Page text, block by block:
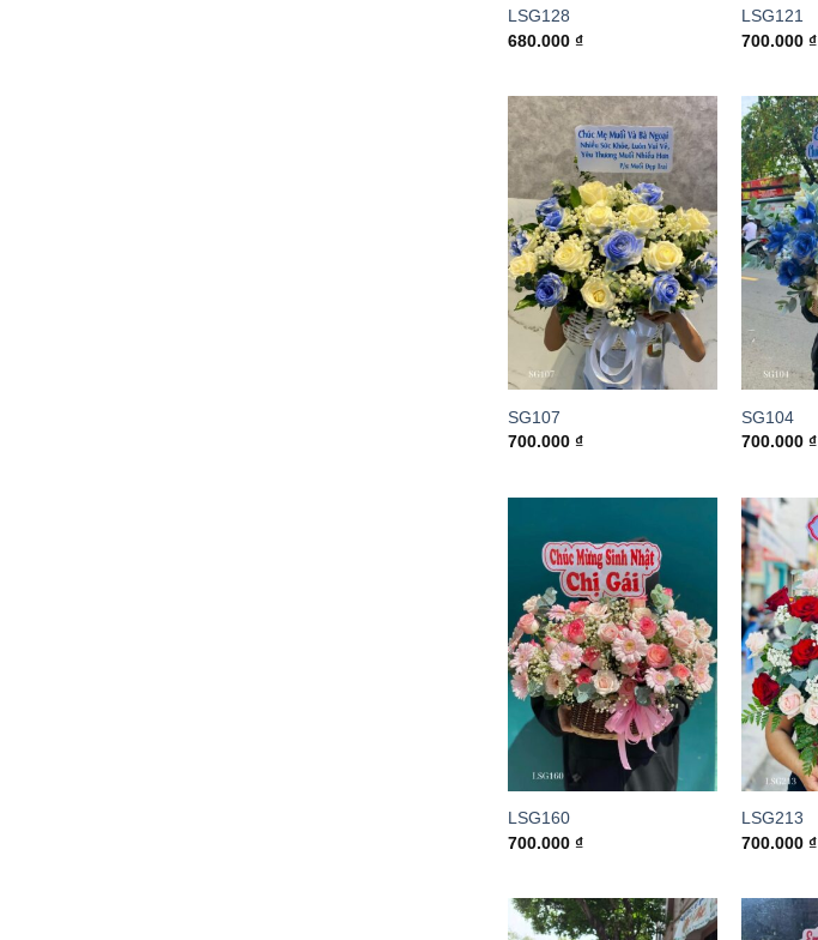
LSG128
680.000₫
LSG121
700.000 ₫
SG107
700.000₫
SG104
700.000 ₫
LSG160
700.000₫
LSG213
700.000 ₫